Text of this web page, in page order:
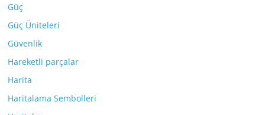
Güç
Güç Üniteleri
Güvenlik
Hareketli parçalar
Harita
Haritalama Sembolleri